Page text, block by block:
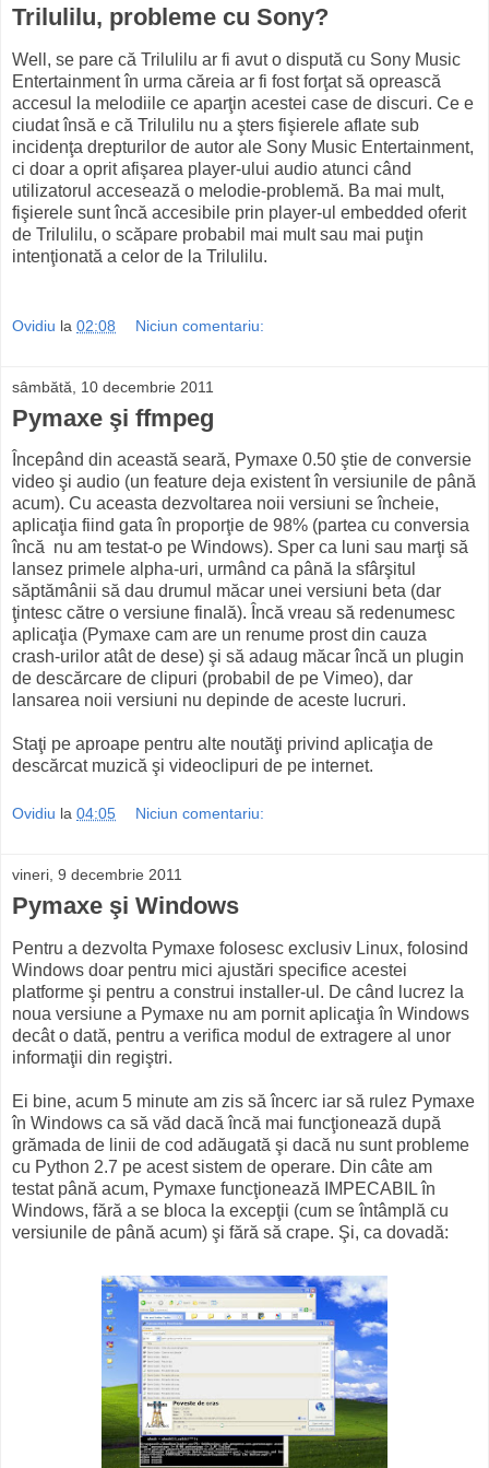
Trilulilu, probleme cu Sony?
Well, se pare că Trilulilu ar fi avut o dispută cu Sony Music
Entertainment în urma căreia ar fi fost forţat să oprească
accesul la melodiile ce aparţin acestei case de discuri. Ce e
ciudat însă e că Trilulilu nu a şters fişierele aflate sub
incidenţa drepturilor de autor ale Sony Music Entertainment,
ci doar a oprit afişarea player-ului audio atunci când
utilizatorul accesează o melodie-problemă. Ba mai mult,
fişierele sunt încă accesibile prin player-ul embedded oferit
de Trilulilu, o scăpare probabil mai mult sau mai puţin
intenţionată a celor de la Trilulilu.
Ovidiu la 02:08 Niciun comentariu:
sâmbătă, 10 decembrie 2011
Pymaxe şi ffmpeg
Începând din această seară, Pymaxe 0.50 ştie de conversie
video şi audio (un feature deja existent în versiunile de până
acum). Cu aceasta dezvoltarea noii versiuni se încheie,
aplicaţia fiind gata în proporţie de 98% (partea cu conversia
încă nu am testat-o pe Windows). Sper ca luni sau marţi să
lansez primele alpha-uri, urmând ca până la sfârşitul
săptămânii să dau drumul măcar unei versiuni beta (dar
ţintesc către o versiune finală). Încă vreau să redenumesc
aplicaţia (Pymaxe cam are un renume prost din cauza
crash-urilor atât de dese) şi să adaug măcar încă un plugin
de descărcare de clipuri (probabil de pe Vimeo), dar
lansarea noii versiuni nu depinde de aceste lucruri.
Staţi pe aproape pentru alte noutăţi privind aplicaţia de
descărcat muzică şi videoclipuri de pe internet.
Ovidiu la 04:05 Niciun comentariu:
vineri, 9 decembrie 2011
Pymaxe şi Windows
Pentru a dezvolta Pymaxe folosesc exclusiv Linux, folosind
Windows doar pentru mici ajustări specifice acestei
platforme şi pentru a construi installer-ul. De când lucrez la
noua versiune a Pymaxe nu am pornit aplicaţia în Windows
decât o dată, pentru a verifica modul de extragere al unor
informaţii din regiştri.
Ei bine, acum 5 minute am zis să încerc iar să rulez Pymaxe
în Windows ca să văd dacă încă mai funcţionează după
grămada de linii de cod adăugată şi dacă nu sunt probleme
cu Python 2.7 pe acest sistem de operare. Din câte am
testat până acum, Pymaxe funcţionează IMPECABIL în
Windows, fără a se bloca la excepţii (cum se întâmplă cu
versiunile de până acum) şi fără să crape. Şi, ca dovadă: